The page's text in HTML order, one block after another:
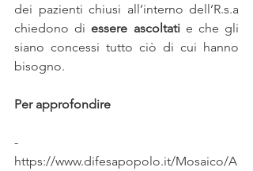
dei pazienti chiusi all’interno dell’R.s.a
chiedono di essere ascoltati e che gli
siano concessi tutto ciò di cui hanno
bisogno.
Per approfondire
-
https://www.difesapopolo.it/Mosaico/A